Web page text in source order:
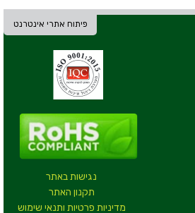
פיתוח אתרי אינטרנט
נגישות באתר
תקנון האתר
מדיניות פרטיות ותנאי שימוש